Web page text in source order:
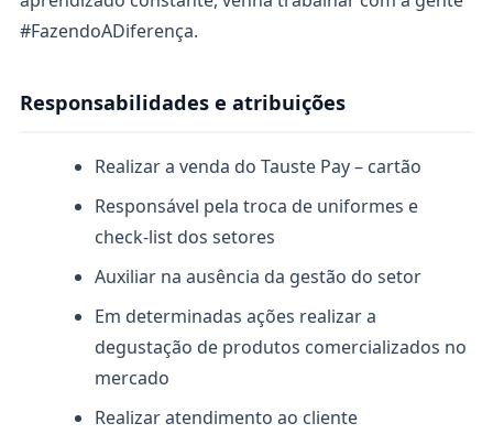
#FazendoADiferença.
Responsabilidades e atribuições
Realizar a venda do Tauste Pay – cartão
Responsável pela troca de uniformes e
check-list dos setores
Auxiliar na ausência da gestão do setor
Em determinadas ações realizar a
degustação de produtos comercializados no
mercado
Realizar atendimento ao cliente